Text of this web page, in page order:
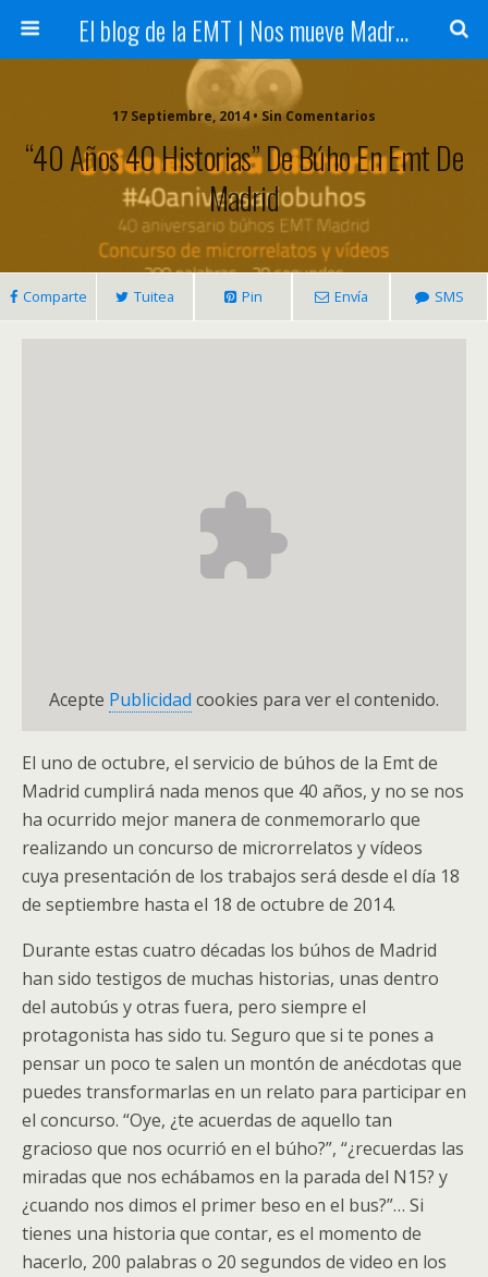
El blog de la EMT | Nos mueve Madrid
17 Septiembre, 2014 • Sin Comentarios
“40 Años 40 Historias” De Búho En Emt De
Madrid
Comparte Tuitea Pin Envía SMS
Acepte Publicidad cookies para ver el contenido.
El uno de octubre, el servicio de búhos de la Emt de
Madrid cumplirá nada menos que 40 años, y no se nos
ha ocurrido mejor manera de conmemorarlo que
realizando un concurso de microrrelatos y vídeos
cuya presentación de los trabajos será desde el día 18
de septiembre hasta el 18 de octubre de 2014.
Durante estas cuatro décadas los búhos de Madrid
han sido testigos de muchas historias, unas dentro
del autobús y otras fuera, pero siempre el
protagonista has sido tu. Seguro que si te pones a
pensar un poco te salen un montón de anécdotas que
puedes transformarlas en un relato para participar en
el concurso. “Oye, ¿te acuerdas de aquello tan
gracioso que nos ocurrió en el búho?”, “¿recuerdas las
miradas que nos echábamos en la parada del N15? y
¿cuando nos dimos el primer beso en el bus?”… Si
tienes una historia que contar, es el momento de
hacerlo, 200 palabras o 20 segundos de video en los